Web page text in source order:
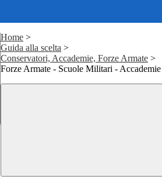
Home >
Guida alla scelta >
Conservatori, Accademie, Forze Armate >
Forze Armate - Scuole Militari -